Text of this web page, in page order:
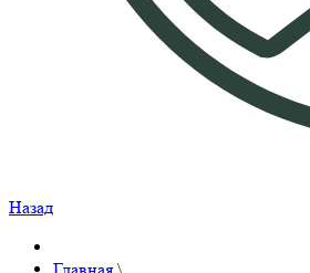
Назад